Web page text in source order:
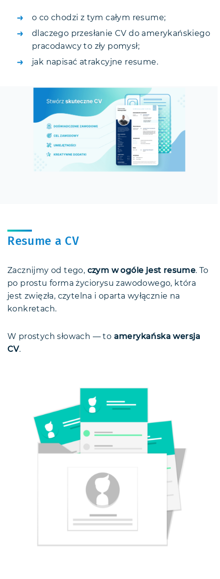
o co chodzi z tym całym resume;
dlaczego przesłanie CV do amerykańskiego
pracodawcy to zły pomysł;
jak napisać atrakcyjne resume.
Resume a CV
Zacznijmy od tego, czym w ogóle jest resume. To
po prostu forma życiorysu zawodowego, która
jest zwięzła, czytelna i oparta wyłącznie na
konkretach.
W prostych słowach — to amerykańska wersja
CV.